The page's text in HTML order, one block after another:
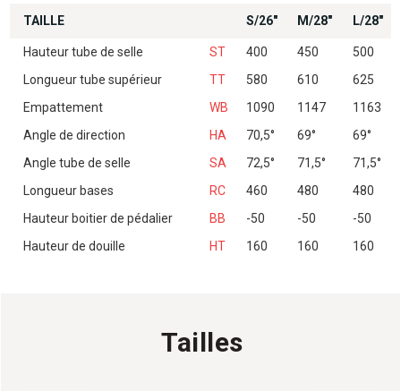
TAILLE S/26″ M/28″ L/28″
Hauteur tube de selle ST 400 450
500
Longueur tube supérieur
TT 580 610
625
Empattement
WB 1090 1147
1163
Angle de direction
HA 70,5° 69°
69°
Angle tube de selle
SA 72,5° 71,5°
71,5°
Longueur bases
RC 460 480
480
Hauteur boitier de pédalier
BB -50 -50
-50
Hauteur de douille
HT 160 160 160
Tailles